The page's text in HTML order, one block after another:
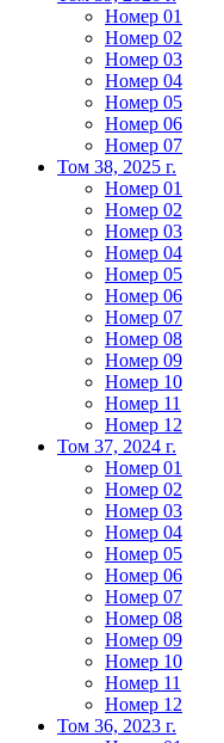
Номер 01
Номер 02
Номер 03
Номер 04
Номер 05
Номер 06
Номер 07
Том 38, 2025 г.
Номер 01
Номер 02
Номер 03
Номер 04
Номер 05
Номер 06
Номер 07
Номер 08
Номер 09
Номер 10
Номер 11
Номер 12
Том 37, 2024 г.
Номер 01
Номер 02
Номер 03
Номер 04
Номер 05
Номер 06
Номер 07
Номер 08
Номер 09
Номер 10
Номер 11
Номер 12
Том 36, 2023 г.